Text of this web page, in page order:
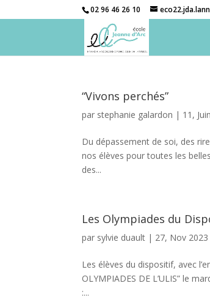
02 96 46 26 10
“Vivons perchés”
par stephanie galardon | 11,
Du dépassement de soi, des
nos élèves pour toutes les
des...
Les Olympiades du
par sylvie duault | 27, Nov 2023
Les élèves du dispositif, avec
OLYMPIADES DE L’ULIS” le
:...